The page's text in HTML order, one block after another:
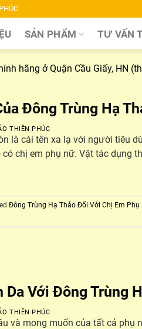
SẢN PHẨM TƯ VẤN
Đông Trùng Hạ
THIÊN PHÚC
là cái tên xa lạ với người tiêu
chị em phụ nữ. Vật tác dụng
Đông Trùng Hạ Thảo Đối Với Chị Em Phụ
Da Với Đông Trùng
THIÊN PHÚC
và mong muốn của tất cả